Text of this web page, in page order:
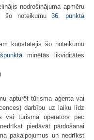
nodrošinājuma apmēru
šo noteikumu36. punktā
konstatējis šo noteikumu
minētās likviditātes
apturēt tūrisma aģenta vai
darbību uz laiku līdz
vai tūrisma operators pēc
piedāvāt pārdošanai
pakalpojumus un nedrīkst